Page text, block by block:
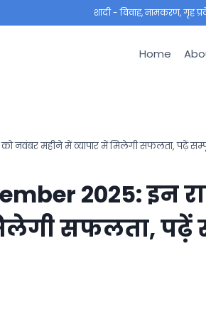
शादी - विवाह, नामकरण, गृह
Home
नवंबर महीने में व्यापार में मिलेगी सफलता, पढ़ें
2025: इन
सफलता, पढ़ें